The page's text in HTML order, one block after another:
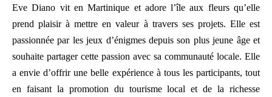
Eve Diano vit en Martinique et adore l’île aux fleurs qu’elle
prend plaisir à mettre en valeur à travers ses projets. Elle est
passionnée par les jeux d’énigmes depuis son plus jeune âge et
souhaite partager cette passion avec sa communauté locale. Elle
a envie d’offrir une belle expérience à tous les participants, tout
en faisant la promotion du tourisme local et de la richesse